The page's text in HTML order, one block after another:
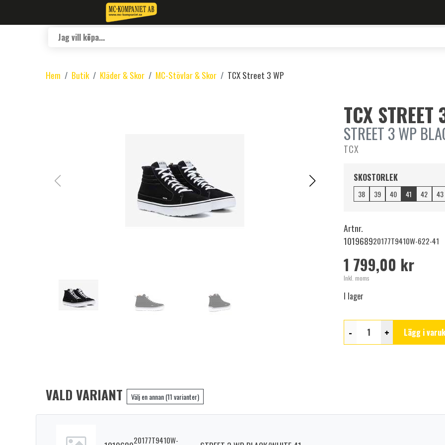
Hem Butik Kläder & Skor MC-Stövlar & Skor TCX Street 3 WP
TCX STREET
STREET 3 WP
TCX
SKOSTORLEK
38 39 40 41 42 43
Artnr.
101968920177T9410W-622-41
1 799,00 kr
Inkl. moms
I lager
- + Lägg i
VALD VARIANT Välj en annan (11 varianter)
20177T9410W-